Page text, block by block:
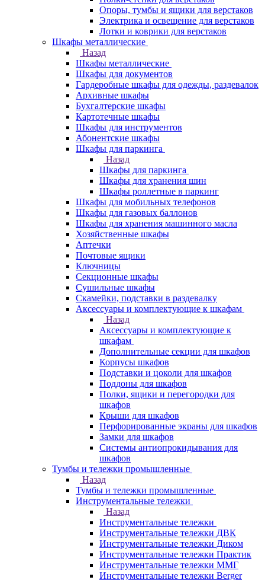
Опоры, тумбы и ящики для верстаков
Электрика и освещение для верстаков
Лотки и коврики для верстаков
Шкафы металлические
Назад
Шкафы металлические
Шкафы для документов
Гардеробные шкафы для одежды, раздевалок
Архивные шкафы
Бухгалтерские шкафы
Картотечные шкафы
Шкафы для инструментов
Абонентские шкафы
Шкафы для паркинга
Назад
Шкафы для паркинга
Шкафы для хранения шин
Шкафы роллетные в паркинг
Шкафы для мобильных телефонов
Шкафы для газовых баллонов
Шкафы для хранения машинного масла
Хозяйственные шкафы
Аптечки
Почтовые ящики
Ключницы
Секционные шкафы
Сушильные шкафы
Скамейки, подставки в раздевалку
Аксессуары и комплектующие к шкафам
Назад
Аксессуары и комплектующие к
шкафам
Дополнительные секции для шкафов
Корпусы шкафов
Подставки и цоколи для шкафов
Поддоны для шкафов
Полки, ящики и перегородки для
шкафов
Крыши для шкафов
Перфорированные экраны для шкафов
Замки для шкафов
Системы антиопрокидывания для
шкафов
Тумбы и тележки промышленные
Назад
Тумбы и тележки промышленные
Инструментальные тележки
Назад
Инструментальные тележки
Инструментальные тележки ДВК
Инструментальные тележки Диком
Инструментальные тележки Практик
Инструментальные тележки ММГ
Инструментальные тележки Berger